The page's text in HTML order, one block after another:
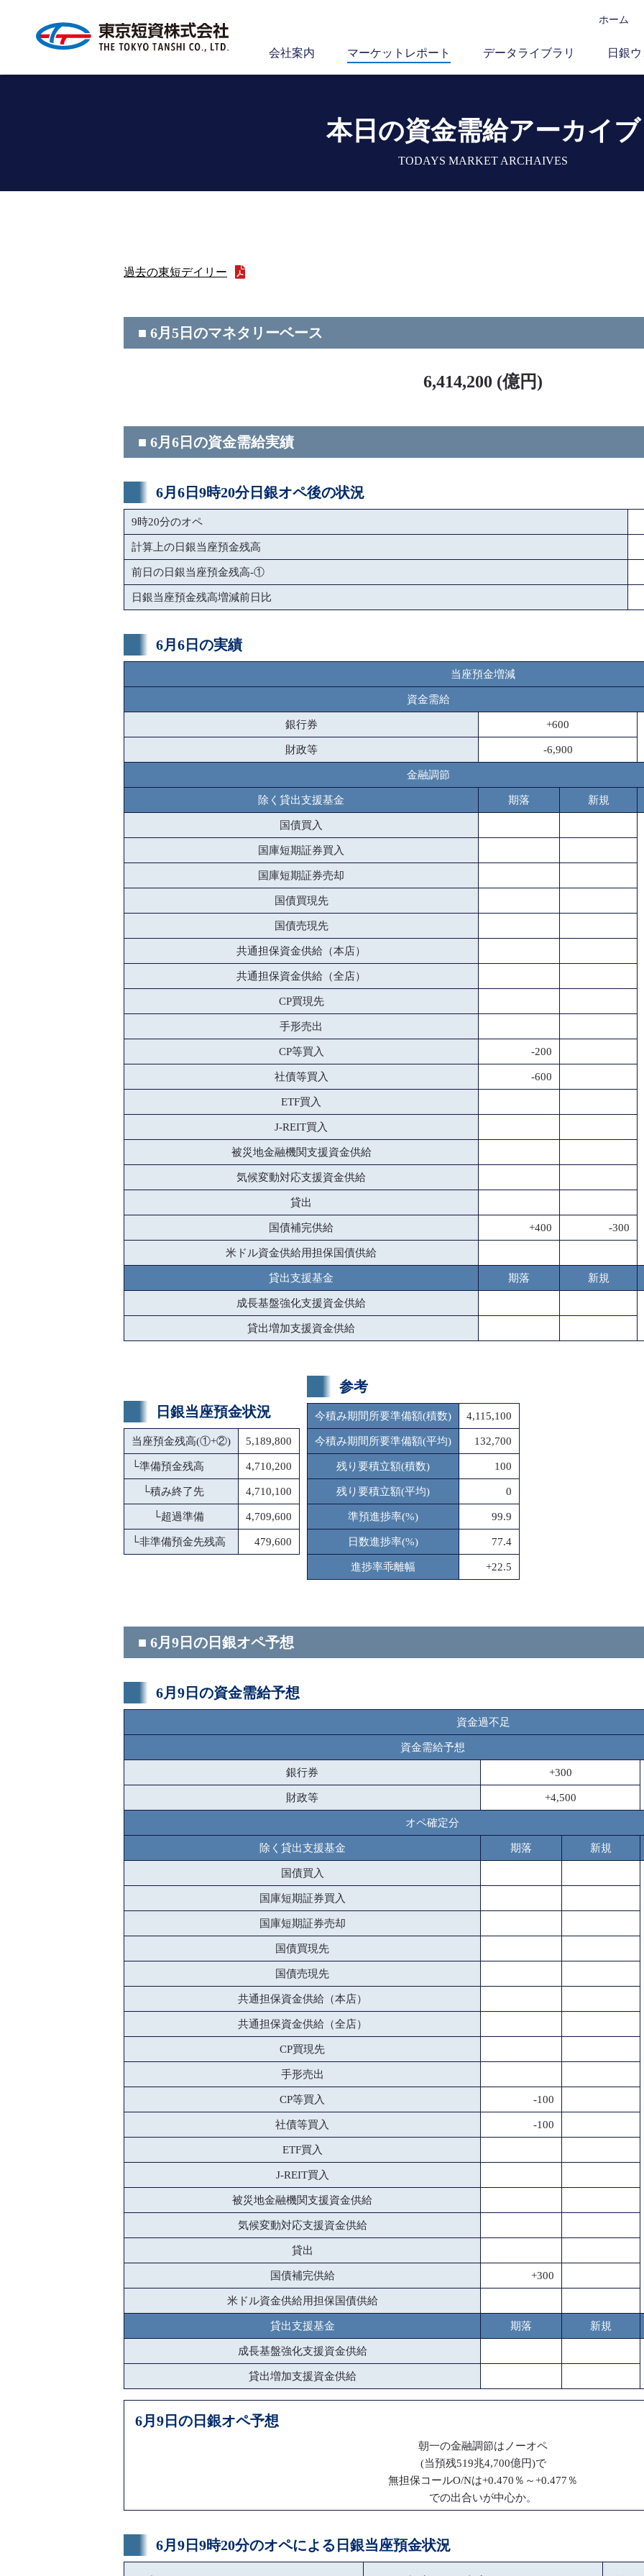
ホーム
会社案内 マーケットレポート データライブラリ 日銀
本日の資金需給アーカイブ
TODAYS MARKET ARCHAIVES
過去の東短デイリー
■ 6月5日のマネタリーベース
6,414,200 (億円)
■ 6月6日の資金需給実績
6月6日9時20分日銀オペ後の状況
9時20分のオペ
計算上の日銀当座預金残高
前日の日銀当座預金残高-①
日銀当座預金残高増減前日比
6月6日の実績
当座預金増減
資金需給
銀行券 +600
財政等 -6,900
金融調節
除く貸出支援基金 期落 新規
国債買入
国庫短期証券買入
国庫短期証券売却
国債買現先
国債売現先
共通担保資金供給（本店）
共通担保資金供給（全店）
CP買現先
手形売出
CP等買入 -200
社債等買入 -600
ETF買入
J-REIT買入
被災地金融機関支援資金供給
気候変動対応支援資金供給
貸出
国債補完供給 +400 -300
米ドル資金供給用担保国債供給
貸出支援基金 期落 新規
成長基盤強化支援資金供給
貸出増加支援資金供給
日銀当座預金状況
当座預金残高(①+②) 5,189,800
└準備預金残高 4,710,200
└積み終了先 4,710,100
└超過準備 4,709,600
└非準備預金先残高 479,600
参考
今積み期間所要準備額(積数) 4,115,100
今積み期間所要準備額(平均) 132,700
残り要積立額(積数) 100
残り要積立額(平均) 0
準預進捗率(%) 99.9
日数進捗率(%) 77.4
進捗率乖離幅 +22.5
■ 6月9日の日銀オペ予想
6月9日の資金需給予想
資金過不足
資金需給予想
銀行券 +300
財政等 +4,500
オペ確定分
除く貸出支援基金 期落 新規
国債買入
国庫短期証券買入
国庫短期証券売却
国債買現先
国債売現先
共通担保資金供給（本店）
共通担保資金供給（全店）
CP買現先
手形売出
CP等買入 -100
社債等買入 -100
ETF買入
J-REIT買入
被災地金融機関支援資金供給
気候変動対応支援資金供給
貸出
国債補完供給 +300
米ドル資金供給用担保国債供給
貸出支援基金 期落 新規
成長基盤強化支援資金供給
貸出増加支援資金供給
6月9日の日銀オペ予想
朝一の金融調節はノーオペ
(当預残519兆4,700億円)で
無担保コールO/Nは+0.470％～+0.477％
での出合いが中心か。
6月9日9時20分のオペによる日銀当座預金状況